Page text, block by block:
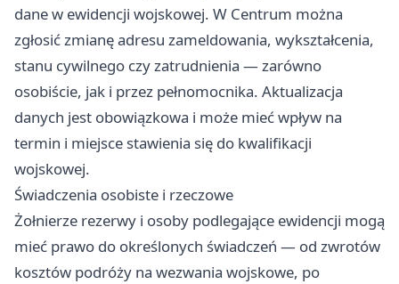
dane w ewidencji wojskowej. W Centrum można
zgłosić zmianę adresu zameldowania, wykształcenia,
stanu cywilnego czy zatrudnienia — zarówno
osobiście, jak i przez pełnomocnika. Aktualizacja
danych jest obowiązkowa i może mieć wpływ na
termin i miejsce stawienia się do kwalifikacji
wojskowej.
Świadczenia osobiste i rzeczowe
Żołnierze rezerwy i osoby podlegające ewidencji mogą
mieć prawo do określonych świadczeń — od zwrotów
kosztów podróży na wezwania wojskowe, po